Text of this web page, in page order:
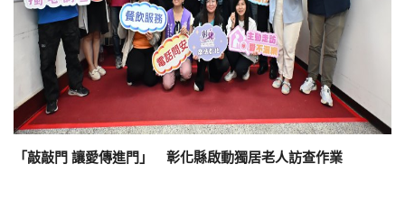
「敲敲門 讓愛傳進門」 彰化縣啟動獨居老人訪查作業